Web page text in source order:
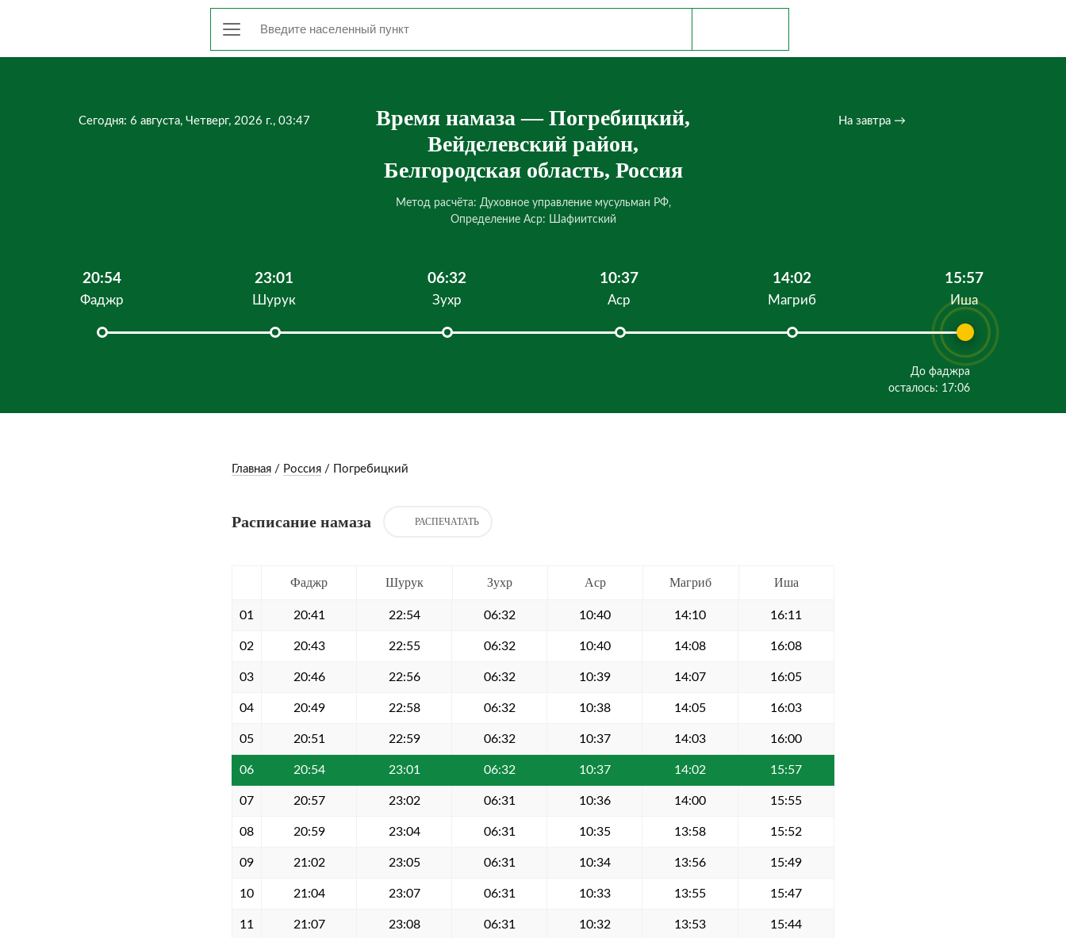
Сегодня: 6 августа, Четверг, 2026 г., 03:47
Время намаза — Погребицкий,
Вейделевский район,
Белгородская область, Россия
Метод расчёта: Духовное управление мусульман РФ,
Определение Аср: Шафиитский
На завтра →
20:54
Фаджр
23:01
Шурук
06:32
Зухр
10:37
Аср
14:02
Магриб
15:57
Иша
До фаджра
осталось: 17:06
Главная / Россия / Погребицкий
Расписание намаза РАСПЕЧАТАТЬ
Фаджр Шурук Зухр Аср Магриб Иша
01 20:41 22:54 06:32 10:40 14:10 16:11
02 20:43 22:55 06:32 10:40 14:08 16:08
03 20:46 22:56 06:32 10:39 14:07 16:05
04 20:49 22:58 06:32 10:38 14:05 16:03
05 20:51 22:59 06:32 10:37 14:03 16:00
06 20:54 23:01 06:32 10:37 14:02 15:57
07 20:57 23:02 06:31 10:36 14:00 15:55
08 20:59 23:04 06:31 10:35 13:58 15:52
09 21:02 23:05 06:31 10:34 13:56 15:49
10 21:04 23:07 06:31 10:33 13:55 15:47
11 21:07 23:08 06:31 10:32 13:53 15:44